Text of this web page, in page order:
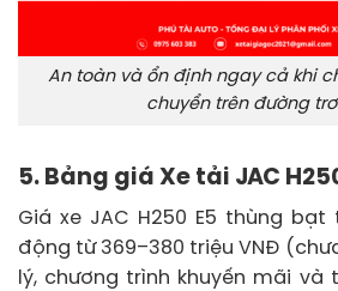
An toàn và ổn định ngay cả khi
chuyển trên đường
5. Bảng giá Xe tải JAC
Giá xe JAC H250 E5 thùng bạt
động từ 369–380 triệu VNĐ
lý, chương trình khuyến mãi và